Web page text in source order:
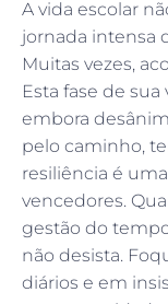
A vida escolar
jornada intensa
Muitas vezes,
Esta fase de
embora
pelo caminho,
resiliência é
vencedores.
gestão do
não desista.
diários e em